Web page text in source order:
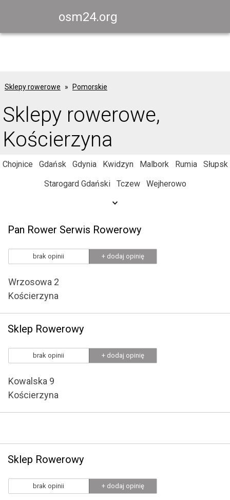
osm24.org
Sklepy rowerowe Pomorskie
Sklepy rowerowe,
Kościerzyna
Chojnice Gdańsk Gdynia Kwidzyn Malbork Rumia
Słupsk
Starogard Gdański
Tczew Wejherowo
Pan Rower Serwis Rowerowy
brak opinii + dodaj opinię
Wrzosowa 2
Kościerzyna
Sklep Rowerowy
brak opinii + dodaj opinię
Kowalska 9
Kościerzyna
Sklep Rowerowy
brak opinii + dodaj opinię